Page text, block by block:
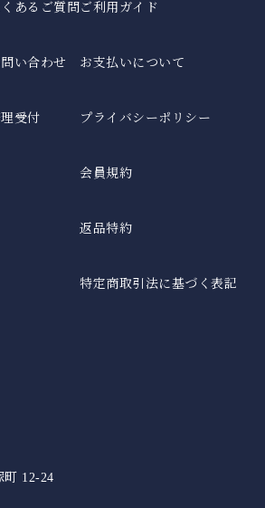
くあるご質問
い合わせ
受付
ご利用ガイド
お支払いについて
プライバシーポリシー
会員規約
返品特約
特定商取引法に基づく表記
町 12-24